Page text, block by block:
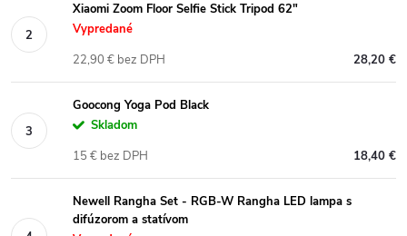
Xiaomi Zoom Floor Selfie Stick Tripod 62"
Vypredané
28,20 €
22,90 € bez DPH
Goocong Yoga Pod Black
Skladom
18,40 €
15 € bez DPH
Newell Rangha Set - RGB-W Rangha LED lampa s
difúzorom a statívom